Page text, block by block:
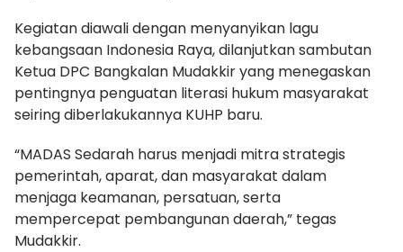
Kegiatan diawali dengan menyanyikan lagu
kebangsaan Indonesia Raya, dilanjutkan sambutan
Ketua DPC Bangkalan Mudakkir yang menegaskan
pentingnya penguatan literasi hukum masyarakat
seiring diberlakukannya KUHP baru.
“MADAS Sedarah harus menjadi mitra strategis
pemerintah, aparat, dan masyarakat dalam
menjaga keamanan, persatuan, serta
mempercepat pembangunan daerah,” tegas
Mudakkir.